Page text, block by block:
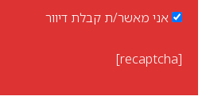
אני מאשר/ת קבלת דיוור
[recaptcha]